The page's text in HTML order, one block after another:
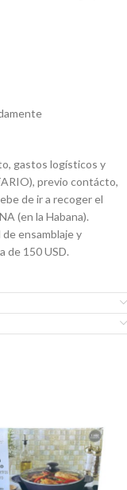
gastos logísticos y
previo contácto,
de ir a recoger el
(en la Habana).
ensamblaje y
de 150 USD.